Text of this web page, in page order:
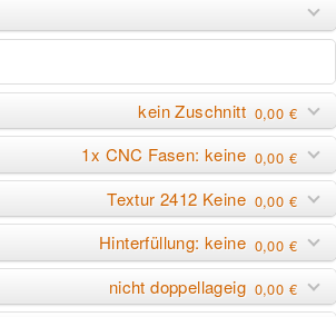
kein Zuschnitt 0,00 €
1x CNC Fasen: keine 0,00 €
Textur 2412 Keine 0,00 €
Hinterfüllung: keine 0,00 €
nicht doppellageig 0,00 €